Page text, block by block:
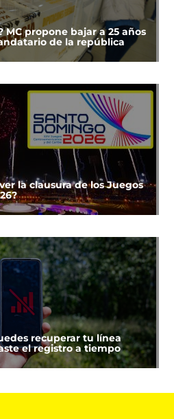
MC propone bajar a 25 años
de la república
la clausura de los Juegos
recuperar tu línea
el registro a tiempo